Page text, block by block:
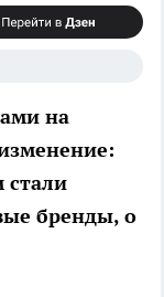
на
стали
бренды, о